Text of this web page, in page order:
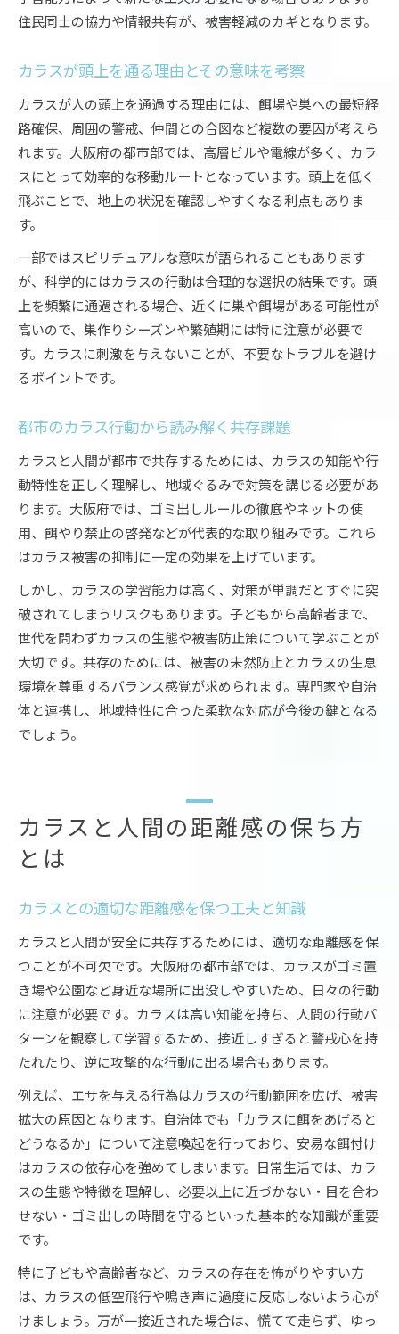
住民同士の協力や情報共有が、被害軽減のカギとなります。
カラスが頭上を通る理由とその意味を考察
カラスが人の頭上を通過する理由には、餌場や巣への最短経
路確保、周囲の警戒、仲間との合図など複数の要因が考えら
れます。大阪府の都市部では、高層ビルや電線が多く、カラ
スにとって効率的な移動ルートとなっています。頭上を低く
飛ぶことで、地上の状況を確認しやすくなる利点もありま
す。
一部ではスピリチュアルな意味が語られることもあります
が、科学的にはカラスの行動は合理的な選択の結果です。頭
上を頻繁に通過される場合、近くに巣や餌場がある可能性が
高いので、巣作りシーズンや繁殖期には特に注意が必要で
す。カラスに刺激を与えないことが、不要なトラブルを避け
るポイントです。
都市のカラス行動から読み解く共存課題
カラスと人間が都市で共存するためには、カラスの知能や行
動特性を正しく理解し、地域ぐるみで対策を講じる必要があ
ります。大阪府では、ゴミ出しルールの徹底やネットの使
用、餌やり禁止の啓発などが代表的な取り組みです。これら
はカラス被害の抑制に一定の効果を上げています。
しかし、カラスの学習能力は高く、対策が単調だとすぐに突
破されてしまうリスクもあります。子どもから高齢者まで、
世代を問わずカラスの生態や被害防止策について学ぶことが
大切です。共存のためには、被害の未然防止とカラスの生息
環境を尊重するバランス感覚が求められます。専門家や自治
体と連携し、地域特性に合った柔軟な対応が今後の鍵となる
でしょう。
カラスと人間の距離感の保ち方
とは
カラスとの適切な距離感を保つ工夫と知識
カラスと人間が安全に共存するためには、適切な距離感を保
つことが不可欠です。大阪府の都市部では、カラスがゴミ置
き場や公園など身近な場所に出没しやすいため、日々の行動
に注意が必要です。カラスは高い知能を持ち、人間の行動パ
ターンを観察して学習するため、接近しすぎると警戒心を持
たれたり、逆に攻撃的な行動に出る場合もあります。
例えば、エサを与える行為はカラスの行動範囲を広げ、被害
拡大の原因となります。自治体でも「カラスに餌をあげると
どうなるか」について注意喚起を行っており、安易な餌付け
はカラスの依存心を強めてしまいます。日常生活では、カラ
スの生態や特徴を理解し、必要以上に近づかない・目を合わ
せない・ゴミ出しの時間を守るといった基本的な知識が重要
です。
特に子どもや高齢者など、カラスの存在を怖がりやすい方
は、カラスの低空飛行や鳴き声に過度に反応しないよう心が
けましょう。万が一接近された場合は、慌てて走らず、ゆっ